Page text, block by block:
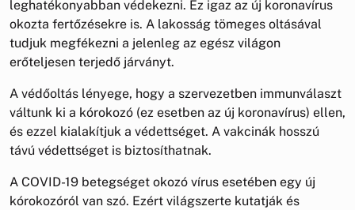
leghatékonyabban védekezni. Ez igaz az új koronavírus
okozta fertőzésekre is. A lakosság tömeges oltásával
tudjuk megfékezni a jelenleg az egész világon
erőteljesen terjedő járványt.
A védőoltás lényege, hogy a szervezetben immunválaszt
váltunk ki a kórokozó (ez esetben az új koronavírus) ellen,
és ezzel kialakítjuk a védettséget. A vakcinák hosszú
távú védettséget is biztosíthatnak.
A COVID-19 betegséget okozó vírus esetében egy új
kórokozóról van szó. Ezért világszerte kutatják és